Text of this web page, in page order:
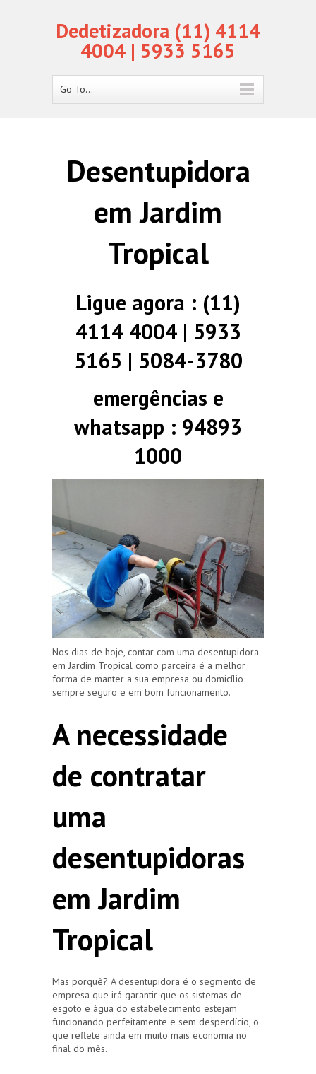
Dedetizadora (11) 4114
4004 | 5933 5165
Go To...
Desentupidora
em Jardim
Tropical
Ligue agora : (11)
4114 4004 | 5933
5165 | 5084-3780
emergências e
whatsapp : 94893
1000
Nos dias de hoje, contar com uma desentupidora
em Jardim Tropical como parceira é a melhor
forma de manter a sua empresa ou domicílio
sempre seguro e em bom funcionamento.
A necessidade
de contratar
uma
desentupidoras
em Jardim
Tropical
Mas porquê? A desentupidora é o segmento de
empresa que irá garantir que os sistemas de
esgoto e água do estabelecimento estejam
funcionando perfeitamente e sem desperdício, o
que reflete ainda em muito mais economia no
final do mês.